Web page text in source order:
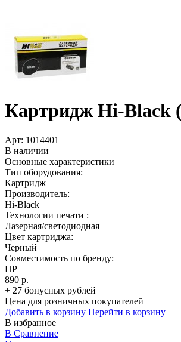
Картридж Hi-Black
Арт: 1014401
В наличии
Основные характеристики
Тип оборудования:
Картридж
Производитель:
Hi-Black
Технологии печати :
Лазерная/светодиодная
Цвет картриджа:
Черный
Совместимость по бренду:
HP
890 р.
+ 27 бонусных рублей
Цена для розничных покупателей
Добавить в корзину Перейти в корзину
В избранное
В Сравнение